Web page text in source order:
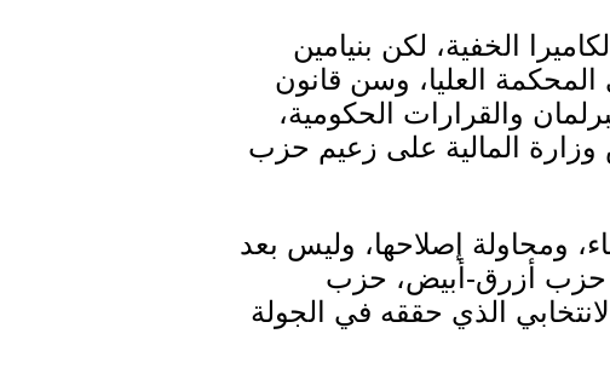
الخفية، لكن بنيامين
العليا، وسن قانون
والقرارات الحكومية،
المالية على زعيم حزب
ومحاولة إصلاحها، وليس بعد
حزب أزرق-أبيض، حزب
الذي حققه في الجولة